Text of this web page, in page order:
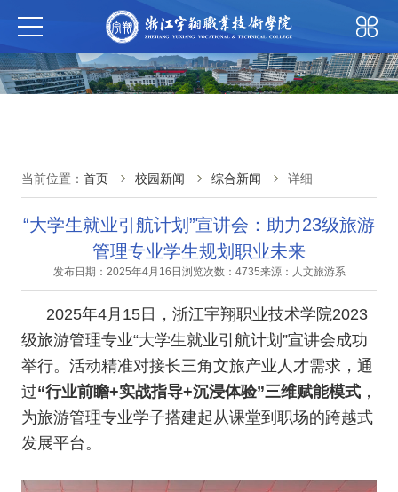
当前位置： 首页 校园新闻 综合新闻 详细
“大学生就业引航计划”宣讲会：助力23级旅游
管理专业学生规划职业未来
发布日期：2025年4月16日 浏览次数：4735来源：人文旅游系
2025年4月15日，浙江宇翔职业技术学院2023
级旅游管理专业“大学生就业引航计划”宣讲会成功
举行。活动精准对接长三角文旅产业人才需求，通
过“行业前瞻+实战指导+沉浸体验”三维赋能模式 ，
为旅游管理专业学子搭建起从课堂到职场的跨越式
发展平台。